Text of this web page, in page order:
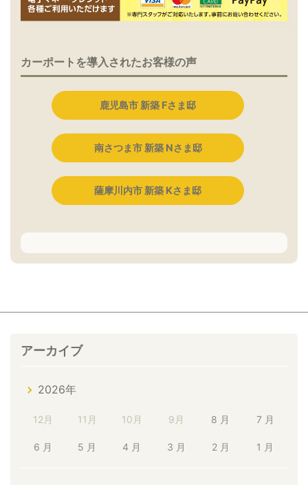
カーポートを導入されたお客様の声
鹿児島市 新築 Fさま邸
南さつま市 新築 Nさま邸
薩摩川内市 新築 Kさま邸
アーカイブ
2026年
12月 11月 10月 9月 8 月 7 月
6 月 5 月 4 月 3 月 2 月 1 月